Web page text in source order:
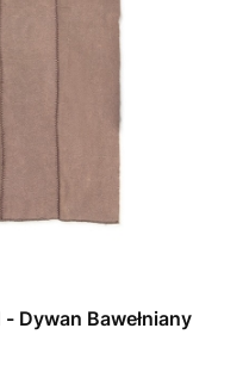
- Dywan Bawełniany